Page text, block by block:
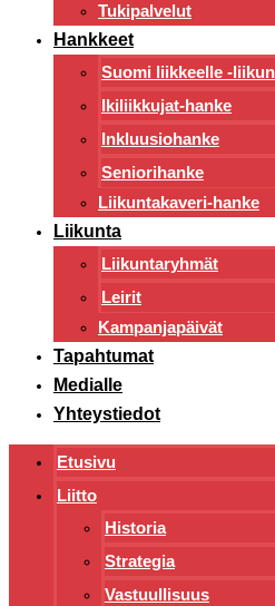
Tukipalvelut
Hankkeet
Suomi liikkeelle -
Ikiliikkujat-hanke
Inkluusiohanke
Seniorihanke
Liikuntakaveri-hanke
Liikunta
Liikuntaryhmät
Leirit
Kampanjapäivät
Tapahtumat
Medialle
Yhteystiedot
Etusivu
Liitto
Historia
Strategia
Vastuullisuus